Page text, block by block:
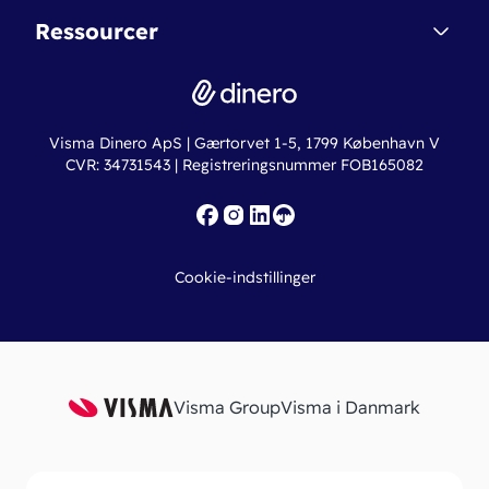
Nye funktioner
Dinero Pro
Erhvervslån
Fakturaskabeloner
Regnskabsordbogen
Online regnskabskurser
Ressourcer
Ny virksomhed
Iværksætterlegat
Visma Dinero ApS | Gærtorvet 1-5, 1799 København V
CVR: 34731543 | Registreringsnummer FOB165082
Cookie-indstillinger
Visma GroupVisma i Danmark